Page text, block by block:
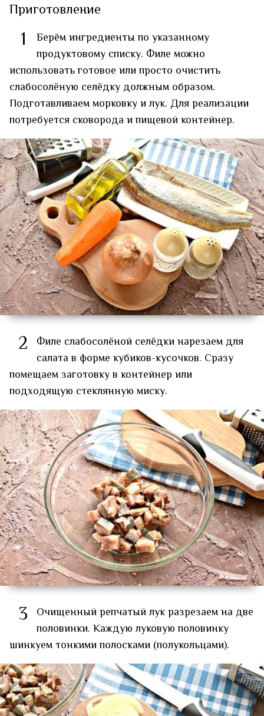
Приготовление
1
Берём ингредиенты по указанному
продуктовому списку. Филе можно
использовать готовое или просто очистить
слабосолёную селёдку должным образом.
Подготавливаем морковку и лук. Для реализации
потребуется сковорода и пищевой контейнер.
2
Филе слабосолёной селёдки нарезаем для
салата в форме кубиков-кусочков. Сразу
помещаем заготовку в контейнер или
подходящую стеклянную миску.
3
Очищенный репчатый лук разрезаем на две
половинки. Каждую луковую половинку
шинкуем тонкими полосками (полукольцами).